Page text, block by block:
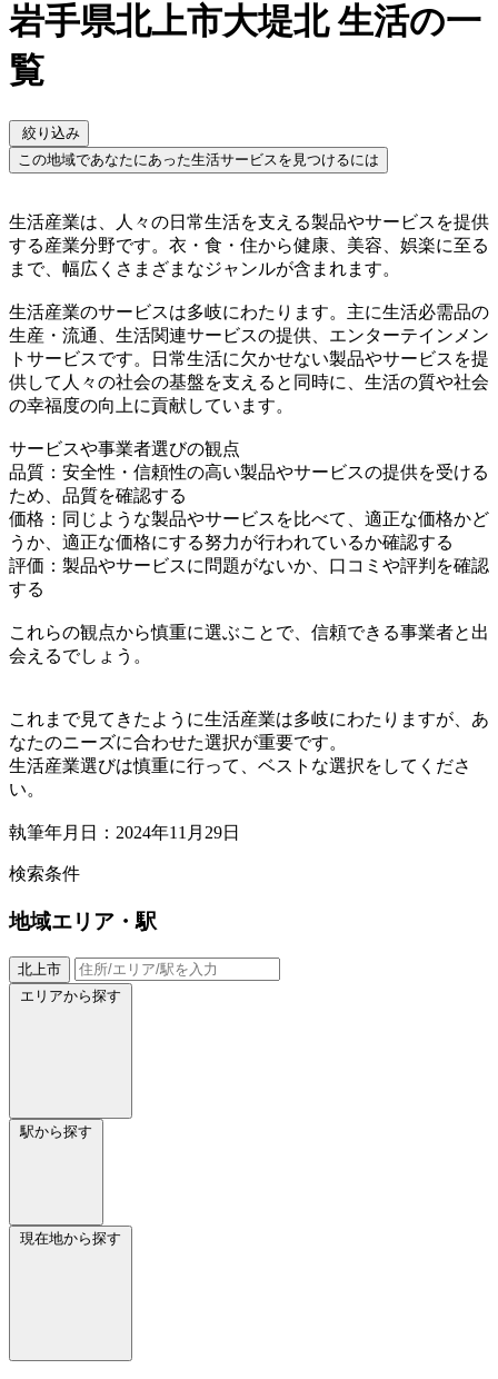
岩手県北上市大堤北 生活の一
覧
絞り込み
この地域であなたにあった生活サービスを見つけるには
生活産業は、人々の日常生活を支える製品やサービスを提供
する産業分野です。衣・食・住から健康、美容、娯楽に至る
まで、幅広くさまざまなジャンルが含まれます。
生活産業のサービスは多岐にわたります。主に生活必需品の
生産・流通、生活関連サービスの提供、エンターテインメン
トサービスです。日常生活に欠かせない製品やサービスを提
供して人々の社会の基盤を支えると同時に、生活の質や社会
の幸福度の向上に貢献しています。
サービスや事業者選びの観点
品質：安全性・信頼性の高い製品やサービスの提供を受ける
ため、品質を確認する
価格：同じような製品やサービスを比べて、適正な価格かど
うか、適正な価格にする努力が行われているか確認する
評価：製品やサービスに問題がないか、口コミや評判を確認
する
これらの観点から慎重に選ぶことで、信頼できる事業者と出
会えるでしょう。
これまで見てきたように生活産業は多岐にわたりますが、あ
なたのニーズに合わせた選択が重要です。
生活産業選びは慎重に行って、ベストな選択をしてくださ
い。
執筆年月日：2024年11月29日
検索条件
地域エリア・駅
北上市
エリアから探す
駅から探す
現在地から探す